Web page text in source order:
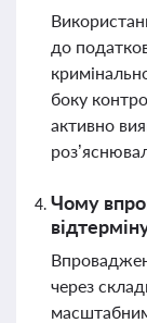
до
боку
активно
Чому
через